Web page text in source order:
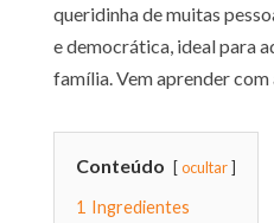
queridinha de muitas
e democrática, ideal para
família. Vem aprender
Conteúdo ocultar
1 Ingredientes